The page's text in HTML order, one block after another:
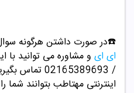
☎️در صورت داشتن هرگونه
ای ای
/ 02165389693
تماس
اینترنتی مهتاطب بتوانند شما